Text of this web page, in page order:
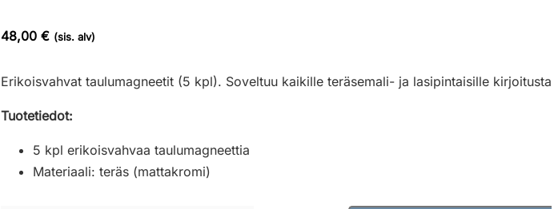
48,00 € (sis. alv)
Erikoisvahvat taulumagneetit (5 kpl). Soveltuu kaikille teräsemali- ja lasipintaisille
Tuotetiedot:
5 kpl erikoisvahvaa taulumagneettia
Materiaali: teräs (mattakromi)